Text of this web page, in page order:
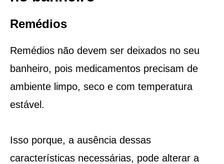
Remédios
Remédios não devem ser deixados no seu
banheiro, pois medicamentos precisam de
ambiente limpo, seco e com temperatura
estável.
Isso porque, a ausência dessas
características necessárias, pode alterar a